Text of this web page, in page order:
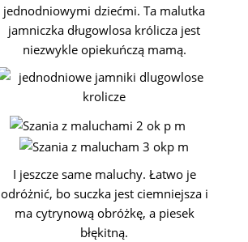
jednodniowymi dziećmi. Ta malutka
jamniczka długowlosa królicza jest
niezwykle opiekuńczą mamą.
I jeszcze same maluchy. Łatwo je
odróżnić, bo suczka jest ciemniejsza i
ma cytrynową obróżkę, a piesek
błękitną.